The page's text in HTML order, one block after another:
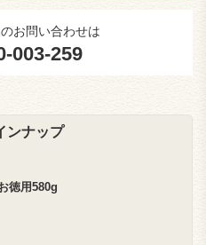
お問い合わせは
003-259
ンナップ
徳用580g